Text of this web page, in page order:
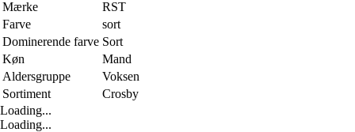
Mærke
RST
Farve
sort
Dominerende farve Sort
Køn
Mand
Aldersgruppe
Voksen
Sortiment
Crosby
Loading...
Loading...